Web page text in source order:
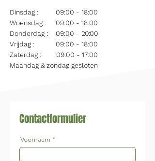
09:00 - 18:00
09:00 - 18:00
09:00 - 20:00
09:00 - 18:00
09:00 - 17:00
Maandag & zondag gesloten
Dinsdag :
Woensdag :
Donderdag :
Vrijdag :
Zaterdag :
Contactformulier
Voornaam